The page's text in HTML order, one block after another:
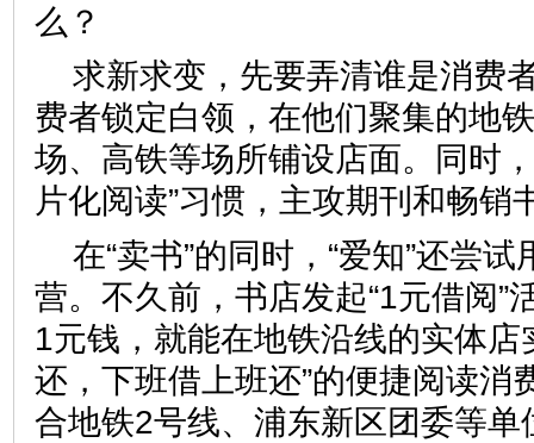
么？
求新求变，先要弄清谁是消费
费者锁定白领，在他们聚集的地
场、高铁等场所铺设店面。同时
片化阅读”习惯，主攻期刊和
在“卖书”的同时，“爱知”还尝
营。不久前，书店发起“1元借阅”
1元钱，就能在地铁沿线的实体店
还，下班借上班还”的便捷阅读消
合地铁2号线、浦东新区团委等单